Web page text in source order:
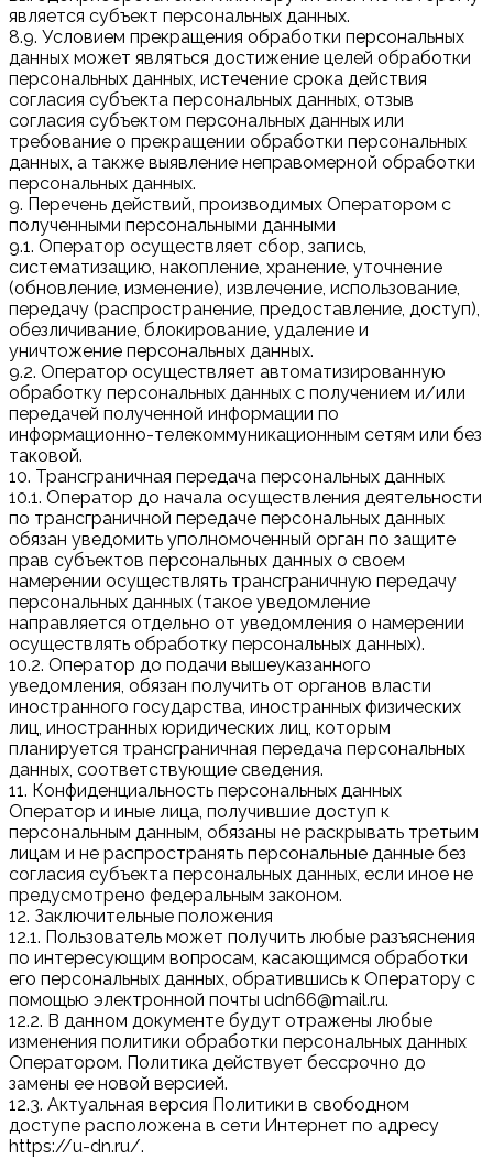
является субъект персональных данных.
8.9. Условием прекращения обработки персональных
данных может являться достижение целей обработки
персональных данных, истечение срока действия
согласия субъекта персональных данных, отзыв
согласия субъектом персональных данных или
требование о прекращении обработки персональных
данных, а также выявление неправомерной обработки
персональных данных.
9. Перечень действий, производимых Оператором с
полученными персональными данными
9.1. Оператор осуществляет сбор, запись,
систематизацию, накопление, хранение, уточнение
(обновление, изменение), извлечение, использование,
передачу (распространение, предоставление, доступ),
обезличивание, блокирование, удаление и
уничтожение персональных данных.
9.2. Оператор осуществляет автоматизированную
обработку персональных данных с получением и/или
передачей полученной информации по
информационно-телекоммуникационным сетям или без
таковой.
10. Трансграничная передача персональных данных
10.1. Оператор до начала осуществления деятельности
по трансграничной передаче персональных данных
обязан уведомить уполномоченный орган по защите
прав субъектов персональных данных о своем
намерении осуществлять трансграничную передачу
персональных данных (такое уведомление
направляется отдельно от уведомления о намерении
осуществлять обработку персональных данных).
10.2. Оператор до подачи вышеуказанного
уведомления, обязан получить от органов власти
иностранного государства, иностранных физических
лиц, иностранных юридических лиц, которым
планируется трансграничная передача персональных
данных, соответствующие сведения.
11. Конфиденциальность персональных данных
Оператор и иные лица, получившие доступ к
персональным данным, обязаны не раскрывать третьим
лицам и не распространять персональные данные без
согласия субъекта персональных данных, если иное не
предусмотрено федеральным законом.
12. Заключительные положения
12.1. Пользователь может получить любые разъяснения
по интересующим вопросам, касающимся обработки
его персональных данных, обратившись к Оператору с
помощью электронной почты udn66@mail.ru.
12.2. В данном документе будут отражены любые
изменения политики обработки персональных данных
Оператором. Политика действует бессрочно до
замены ее новой версией.
12.3. Актуальная версия Политики в свободном
доступе расположена в сети Интернет по адресу
https://u-dn.ru/.